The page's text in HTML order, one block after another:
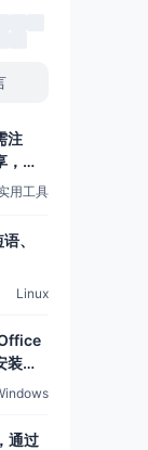
注
，还
用工具
、
Linux
装和
种
通过